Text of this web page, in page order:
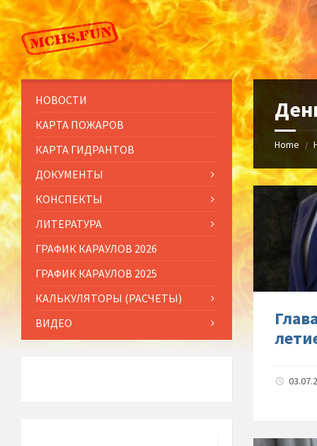
Skip
to
content
Skip
to
left
sidebar
Skip
to
footer
Home /
НОВОСТИ
КАРТА ПОЖАРОВ
КАРТА ГИДРАНТОВ
ДОКУМЕНТЫ
КОНСПЕКТЫ
ЛИТЕРАТУРА
ГРАФИК КАРАУЛОВ 2026
ГРАФИК КАРАУЛОВ 2025
КАЛЬКУЛЯТОРЫ (РАСЧЕТЫ)
ВИДЕО